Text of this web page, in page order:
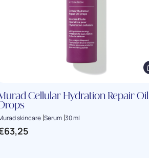
Cellular Hydration Repair Oil
skincare Serum 30 ml
63,25